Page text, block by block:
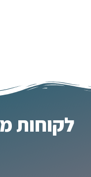
לקוחות